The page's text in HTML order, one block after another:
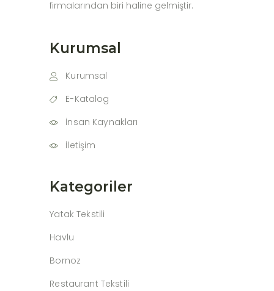
firmalarından biri haline gelmiştir.
Kurumsal
Kurumsal
E-Katalog
İnsan Kaynakları
İletişim
Kategoriler
Yatak Tekstili
Havlu
Bornoz
Restaurant Tekstili